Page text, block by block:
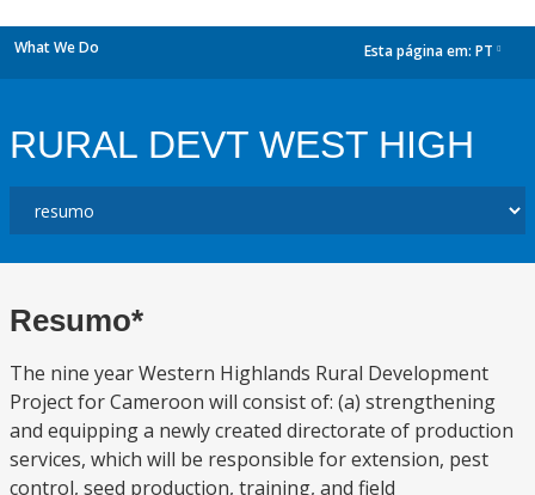
What We Do Esta página em: PT
RURAL DEVT WEST HIGH
Resumo*
The nine year Western Highlands Rural Development
Project for Cameroon will consist of: (a) strengthening
and equipping a newly created directorate of production
services, which will be responsible for extension, pest
control, seed production, training, and field